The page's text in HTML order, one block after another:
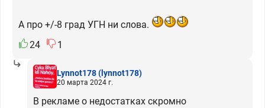
А про +/-8 град УГН ни слова.
24
1
Lynnot178(lynnot178)
20 марта 2024 г.
В рекламе о недостатках скромно